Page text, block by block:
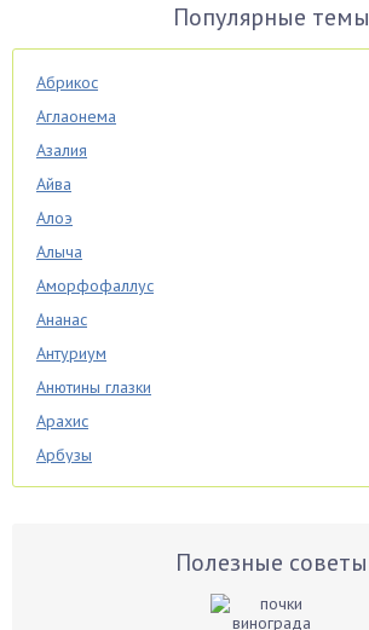
Популярные темы
Абрикос
Аглаонема
Азалия
Айва
Алоэ
Алыча
Аморфофаллус
Ананас
Антуриум
Анютины глазки
Арахис
Арбузы
Аспарагус
Полезные советы